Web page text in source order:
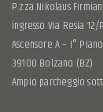
P.zza Nikolaus
ingresso Via Resia 12/P
Ascensore A – I° Piano
39100 Bolzano (BZ)
Ampio parcheggio